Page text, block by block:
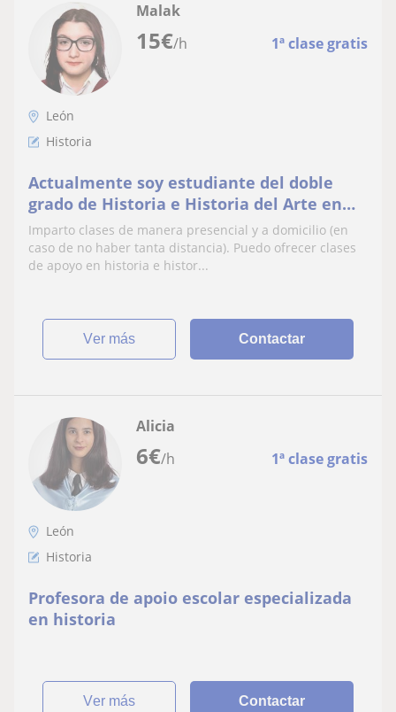
15€/h 1ª clase gratis
Malak
León
Historia
Actualmente soy estudiante del doble
grado de Historia e Historia del Arte en
León y he impartido clases de apoyo a
compañeros.
Imparto clases de manera presencial y a domicilio (en
caso de no haber tanta distancia). Puedo ofrecer clases
de apoyo en historia e histor...
ver más Contactar
6€/h 1ª clase gratis
Alicia
León
Historia
Profesora de apoio escolar especializada
en historia
ver más Contactar